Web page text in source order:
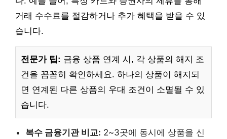
거래 수수료를 절감하거나 추가 혜택을 받을 수 있
습니다.
전문가 팁: 금융 상품 연계 시, 각 상품의 해지 조
건을 꼼꼼히 확인하세요. 하나의 상품이 해지되
면 연계된 다른 상품의 우대 조건이 소멸될 수 있
습니다.
복수 금융기관 비교: 2~3곳에 동시에 상품을 신